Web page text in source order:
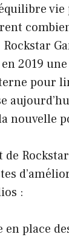
vie
2019
pour
nouvelle
de
:
en place